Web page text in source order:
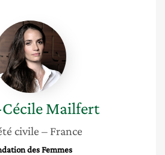
Anne-
Cécile
Mailfert
Mailfert
civile – France
des Femmes